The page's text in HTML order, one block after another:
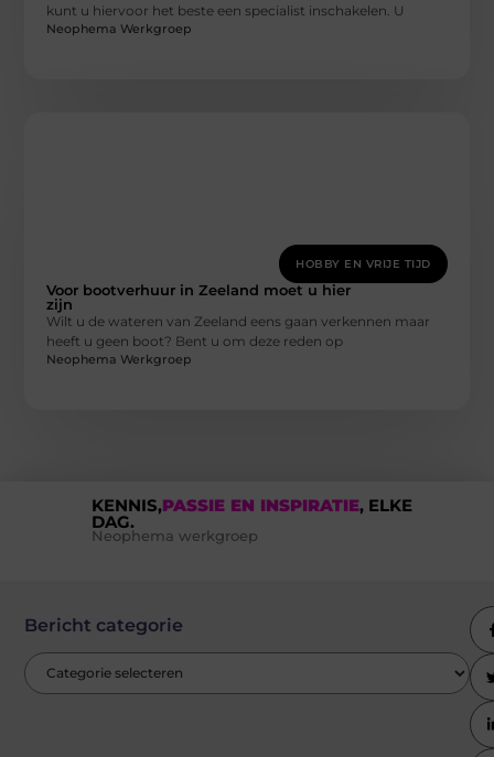
kunt u hiervoor het beste een specialist inschakelen. U
Neophema Werkgroep
HOBBY EN VRIJE TIJD
Voor bootverhuur in Zeeland moet u hier
zijn
Wilt u de wateren van Zeeland eens gaan verkennen maar
heeft u geen boot? Bent u om deze reden op
Neophema Werkgroep
KENNIS,PASSIE EN INSPIRATIE, ELKE
DAG.
Neophema werkgroep
Bericht categorie